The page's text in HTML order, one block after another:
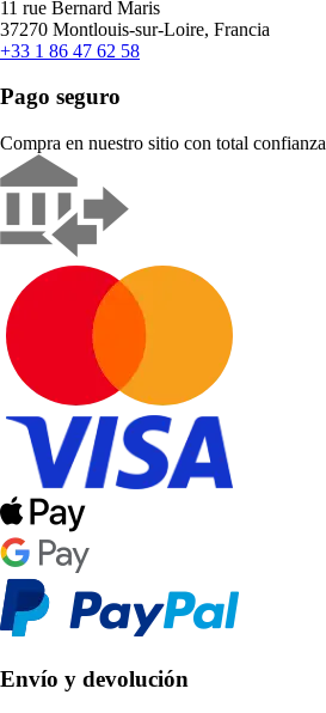
11 rue Bernard Maris
37270 Montlouis-sur-Loire, Francia
+33 1 86 47 62 58
Pago seguro
Compra en nuestro sitio con total confianza
Envío y devolución